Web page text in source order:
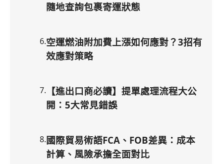
隨地查詢包裹寄運狀態
6.空運燃油附加費上漲如何應對？3招有
效應對策略
7. 【進出口商必讀】提單處理流程大公
開：5大常見錯誤
8.國際貿易術語FCA、FOB差異：成本
計算、風險承擔全面對比